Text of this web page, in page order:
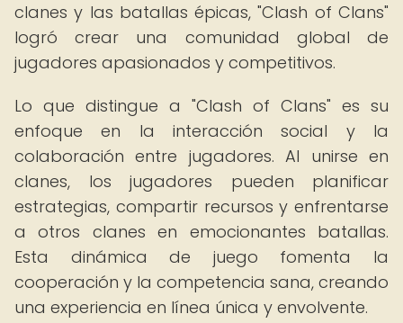
clanes y las batallas épicas, "Clash of Clans"
logró crear una comunidad global de
jugadores apasionados y competitivos.
Lo que distingue a "Clash of Clans" es su
enfoque en la interacción social y la
colaboración entre jugadores. Al unirse en
clanes, los jugadores pueden planificar
estrategias, compartir recursos y enfrentarse
a otros clanes en emocionantes batallas.
Esta dinámica de juego fomenta la
cooperación y la competencia sana, creando
una experiencia en línea única y envolvente.